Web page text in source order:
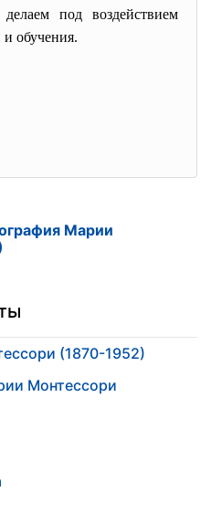
под воздействием
обучения.
Марии
(1870-1952)
Монтессори